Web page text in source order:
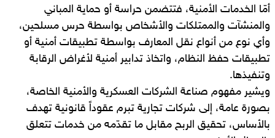
أمّا الخدمات الأمنية، فتتضمن حراسة أو حماية المباني
والمنشآت والممتلكات والأشخاص بواسطة حرس مسلحين،
وأي نوع من أنواع نقل المعارف بواسطة تطبيقات أمنية أو
تطبيقات حفظ النظام، واتخاذ تدابير أمنية لأغراض الرقابة
وتنفيذها.
ويشير مفهوم صناعة الشركات العسكرية والأمنية الخاصة،
بصورة عامة، إلى شركات تجارية تبرم عقوداً قانونية تهدف
بالأساس، تحقيق الربح مقابل ما تقدّمه من خدمات تتعلق